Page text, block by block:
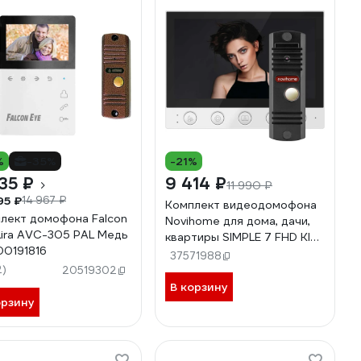
₽
₽14 967 ₽
домофона Falcon
AVC-305 PAL Медь
20519302
-21%
9 414 ₽11 990 ₽
Комплект видеодомофона
Novihome для дома, дачи,
квартиры SIMPLE 7 FHD KIT:
монитор и вызывная панель
FHD, функция Не
беспокоить, совместим с
подъездным домофоном
37571988
В корзину